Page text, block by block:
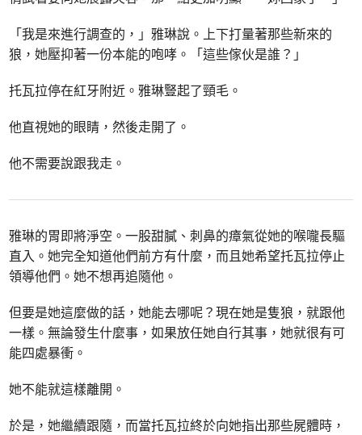
「我是來進行調查的，」雅琳說。上下打量著那些新來的
狼，她壓抑著一份本能的咆哮。「這些傢伙是誰？」
托瓦拉停在紅牙附近。雅琳豎起了頸毛。
他直視她的眼睛，然後走開了。
他不需要說跟我走。
雅琳的胃即將淨空。一股甜膩、刺鼻的瘴氣從她的喉嚨長驅
直入。她完全知道他們前方有什麼，而且她希望托瓦拉停止
領導他們。她不想再追隨他。
但要是她這麼做的話，她能去哪呢？現在她是隻狼，就跟他
一樣。無論發生什麼事，如果放任她自行其事，她就很有可
能四處暴衝。
她不能就這樣離開。
於是，她繼續跟隨，而當托瓦拉終於向她指出那些屍體時，